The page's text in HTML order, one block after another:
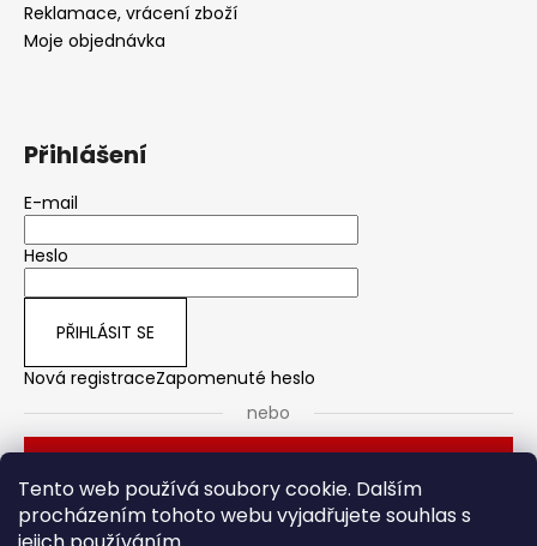
Tento web používá soubory cookie. Dalším
procházením tohoto webu vyjadřujete souhlas s
Reklamace, vrácení zboží
Moje objednávka
Přihlášení
E-mail
Heslo
PŘIHLÁSIT SE
Nová registraceZapomenuté heslo
nebo